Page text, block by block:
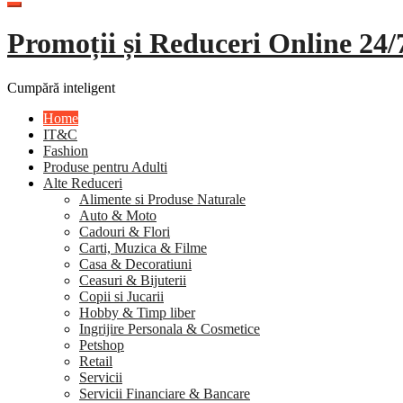
Promoții și Reduceri Online 24/
Cumpără inteligent
Home
IT&C
Fashion
Produse pentru Adulti
Alte Reduceri
Alimente si Produse Naturale
Auto & Moto
Cadouri & Flori
Carti, Muzica & Filme
Casa & Decoratiuni
Ceasuri & Bijuterii
Copii si Jucarii
Hobby & Timp liber
Ingrijire Personala & Cosmetice
Petshop
Retail
Servicii
Servicii Financiare & Bancare